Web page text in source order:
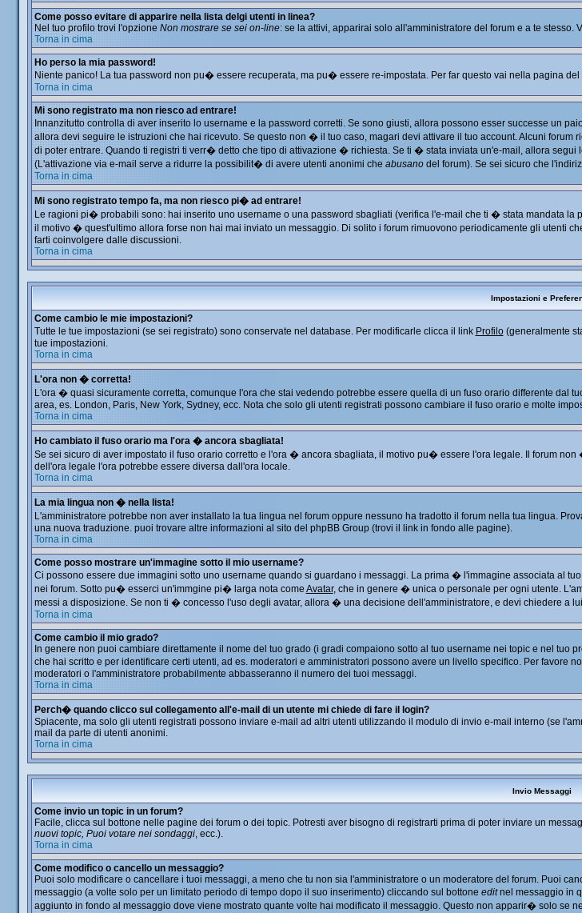
Come posso evitare di apparire nella lista delgi utenti in linea?
Nel tuo profilo trovi l'opzione Non mostrare se sei on-line: se la attivi, apparirai solo all'amministratore del forum e a te stesso.
Torna in cima
Ho perso la mia password!
Niente panico! La tua password non pu� essere recuperata, ma pu� essere re-impostata. Per far questo vai nella pagina del
Torna in cima
Mi sono registrato ma non riesco ad entrare!
Innanzitutto controlla di aver inserito lo username e la password corretti. Se sono giusti, allora possono esser successe un
allora devi seguire le istruzioni che hai ricevuto. Se questo non � il tuo caso, magari devi attivare il tuo account. Alcuni
di poter entrare. Quando ti registri ti verr� detto che tipo di attivazione � richiesta. Se ti � stata inviata un'e-mail, allora
(L'attivazione via e-mail serve a ridurre la possibilit� di avere utenti anonimi che abusanodel forum). Se sei sicuro che
Torna in cima
Mi sono registrato tempo fa, ma non riesco pi� ad entrare!
Le ragioni pi� probabili sono: hai inserito uno username o una password sbagliati (verifica l'e-mail che ti � stata mandata
il motivo � quest'ultimo allora forse non hai mai inviato un messaggio. Di solito i forum rimuovono periodicamente gli utenti
farti coinvolgere dalle discussioni.
Torna in cima
Impostazioni e
Come cambio le mie impostazioni?
Tutte le tue impostazioni (se sei registrato) sono conservate nel database. Per modificarle clicca il link Profilo(generalmente
tue impostazioni.
Torna in cima
L'ora non � corretta!
L'ora � quasi sicuramente corretta, comunque l'ora che stai vedendo potrebbe essere quella di un fuso orario differente
area, es. London, Paris, New York, Sydney, ecc. Nota che solo gli utenti registrati possono cambiare il fuso orario e molte
Torna in cima
Ho cambiato il fuso orario ma l'ora � ancora sbagliata!
Se sei sicuro di aver impostato il fuso orario corretto e l'ora � ancora sbagliata, il motivo pu� essere l'ora legale. Il forum
dell'ora legale l'ora potrebbe essere diversa dall'ora locale.
Torna in cima
La mia lingua non � nella lista!
L'amministratore potrebbe non aver installato la tua lingua nel forum oppure nessuno ha tradotto il forum nella tua lingua.
una nuova traduzione. puoi trovare altre informazioni al sito del phpBB Group (trovi il link in fondo alle pagine).
Torna in cima
Come posso mostrare un'immagine sotto il mio username?
Ci possono essere due immagini sotto uno username quando si guardano i messaggi. La prima � l'immagine associata al
nei forum. Sotto pu� esserci un'immgine pi� larga nota come Avatar, che in genere � unica o personale per ogni utente.
messi a disposizione. Se non ti � concesso l'uso degli avatar, allora � una decisione dell'amministratore, e devi chiedere a
Torna in cima
Come cambio il mio grado?
In genere non puoi cambiare direttamente il nome del tuo grado (i gradi compaiono sotto al tuo username nei topic e nel
che hai scritto e per identificare certi utenti, ad es. moderatori e amministratori possono avere un livello specifico. Per
moderatori o l'amministratore probabilmente abbasseranno il numero dei tuoi messaggi.
Torna in cima
Perch� quando clicco sul collegamento all'e-mail di un utente mi chiede di fare il login?
Spiacente, ma solo gli utenti registrati possono inviare e-mail ad altri utenti utilizzando il modulo di invio e-mail interno (se
mail da parte di utenti anonimi.
Torna in cima
Invio Messaggi
Come invio un topic in un forum?
Facile, clicca sul bottone nelle pagine dei forum o dei topic. Potresti aver bisogno di registrarti prima di poter inviare un
nuovi topic, Puoi votare nei sondaggi, ecc.).
Torna in cima
Come modifico o cancello un messaggio?
Puoi solo modificare o cancellare i tuoi messaggi, a meno che tu non sia l'amministratore o un moderatore del forum. Puoi
messaggio (a volte solo per un limitato periodo di tempo dopo il suo inserimento) cliccando sul bottone editnel messaggio in
aggiunto in fondo al messaggio dove viene mostrato quante volte hai modificato il messaggio. Questo non apparir� solo se